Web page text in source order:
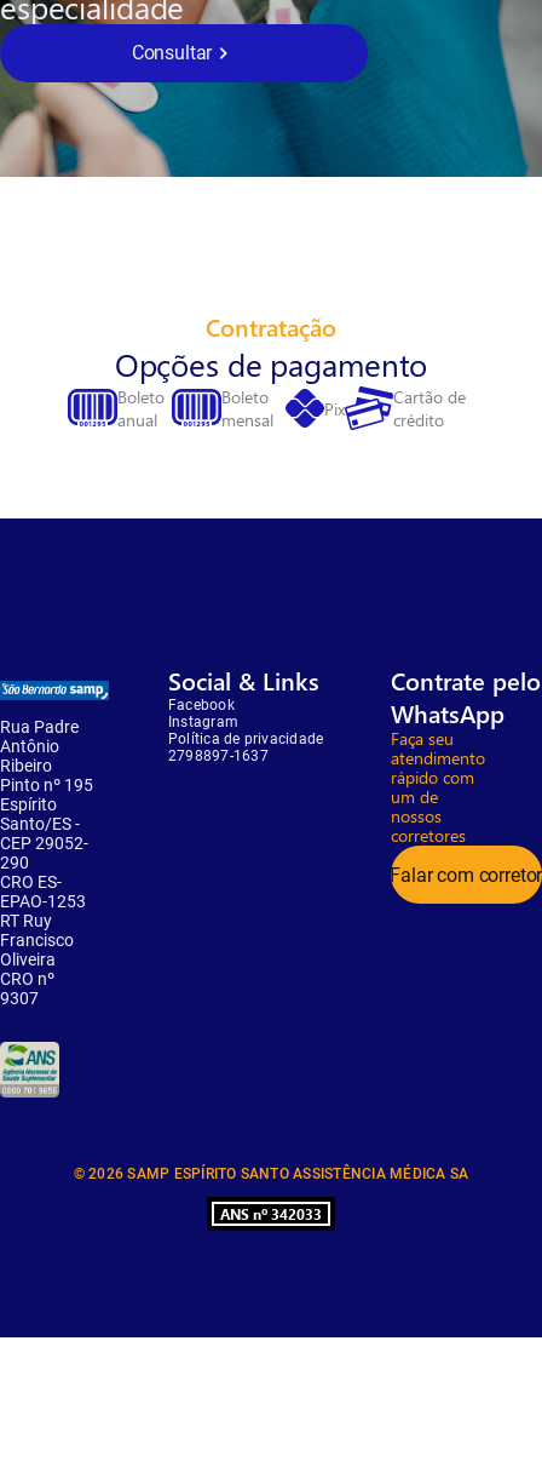
Consultar
Contratação
Opções de pagamento
Boleto
anual
Boleto
mensal
Pix
Cartão de
crédito
Rua Padre
Antônio
Ribeiro
Pinto nº 195
Espírito
Santo/ES -
CEP 29052-
290
CRO ES-
EPAO-1253
RT Ruy
Francisco
Oliveira
CRO nº
9307
Social & Links
Facebook
Instagram
Política de privacidade
2798897-1637
Contrate pelo
WhatsApp
Faça seu
atendimento
rápido com
um de
nossos
corretores
Falar com corretor
© 2026 SAMP ESPÍRITO SANTO ASSISTÊNCIA MÉDICA SA
ANS nº 342033